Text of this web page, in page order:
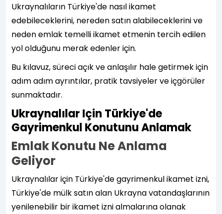
Ukraynalıların Türkiye'de nasıl ikamet
edebileceklerini, nereden satın alabileceklerini ve
neden emlak temelli ikamet etmenin tercih edilen
yol olduğunu merak edenler için.
Bu kılavuz, süreci açık ve anlaşılır hale getirmek için
adım adım ayrıntılar, pratik tavsiyeler ve içgörüler
sunmaktadır.
Ukraynalılar Için Türkiye'de
Gayrimenkul Konutunu Anlamak
Emlak Konutu Ne Anlama
Geliyor
Ukraynalılar için Türkiye'de gayrimenkul ikamet izni,
Türkiye'de mülk satın alan Ukrayna vatandaşlarının
yenilenebilir bir ikamet izni almalarına olanak